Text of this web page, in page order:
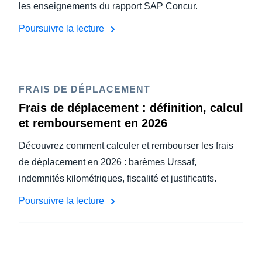
les enseignements du rapport SAP Concur.
Poursuivre la lecture
FRAIS DE DÉPLACEMENT
Frais de déplacement : définition, calcul
et remboursement en 2026
Découvrez comment calculer et rembourser les frais
de déplacement en 2026 : barèmes Urssaf,
indemnités kilométriques, fiscalité et justificatifs.
Poursuivre la lecture